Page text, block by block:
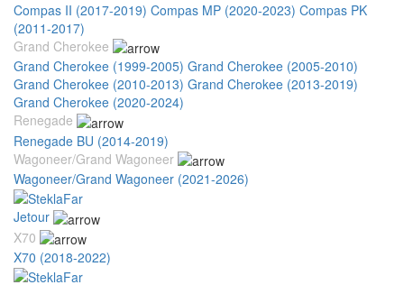
Compas II (2017-2019) Compas MP (2020-2023) Compas PK
(2011-2017)
Grand Cherokee
Grand Cherokee (1999-2005) Grand Cherokee (2005-2010)
Grand Cherokee (2010-2013) Grand Cherokee (2013-2019)
Grand Cherokee (2020-2024)
Renegade
Renegade BU (2014-2019)
Wagoneer/Grand Wagoneer
Wagoneer/Grand Wagoneer (2021-2026)
Jetour
X70
X70 (2018-2022)